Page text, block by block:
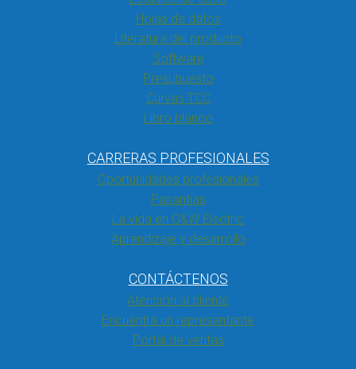
Hojas de datos
Literatura del producto
Software
Presupuesto
Curvas TCC
Libro blanco
CARRERAS PROFESIONALES
Oportunidades profesionales
Pasantías
La vida en G&W Electric
Aprendizaje y desarrollo
CONTÁCTENOS
Atención al cliente
Encuentra un representante
Portal de ventas